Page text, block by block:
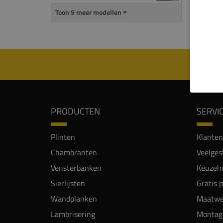
Toon 9 meer modellen
PRODUCTEN
Plinten
Chambranten
Vensterbanken
Sierlijsten
Wandplanken
Lambrisering
Gratis